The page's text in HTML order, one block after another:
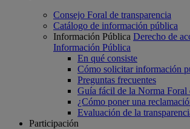
Consejo Foral de transparencia
Catálogo de información pública
Información Pública Derecho de
Información Pública
En qué consiste
Cómo solicitar información
Preguntas frecuentes
Guía fácil de la Norma Foral
¿Cómo poner una
Evaluación de la
Participación